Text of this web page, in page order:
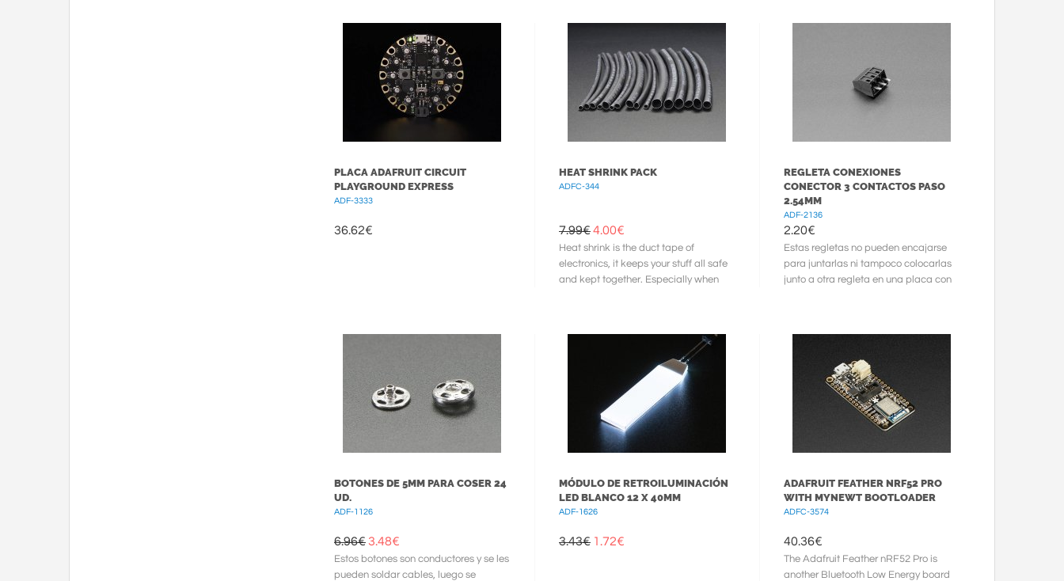
PLACA ADAFRUIT CIRCUIT
PLAYGROUND EXPRESS
ADF-3333
36.62€
HEAT SHRINK PACK
ADFC-344
7.99€4.00€
Heat shrink is the duct tape of
electronics, it keeps your stuff all safe
and kept together. Especially when
REGLETA CONEXIONES
CONECTOR 3 CONTACTOS PASO
2.54MM
ADF-2136
2.20€
Estas regletas no pueden encajarse
para juntarlas ni tampoco colocarlas
junto a otra regleta en una placa con
BOTONES DE 5MM PARA COSER 24
UD.
ADF-1126
6.96€3.48€
Estos botones son conductores y se les
pueden soldar cables, luego se
MÓDULO DE RETROILUMINACIÓN
LED BLANCO 12 X 40MM
ADF-1626
3.43€ 1.72€
ADAFRUIT FEATHER NRF52 PRO
WITH MYNEWT BOOTLOADER
ADFC-3574
40.36€
The Adafruit Feather nRF52 Pro is
another Bluetooth Low Energy board